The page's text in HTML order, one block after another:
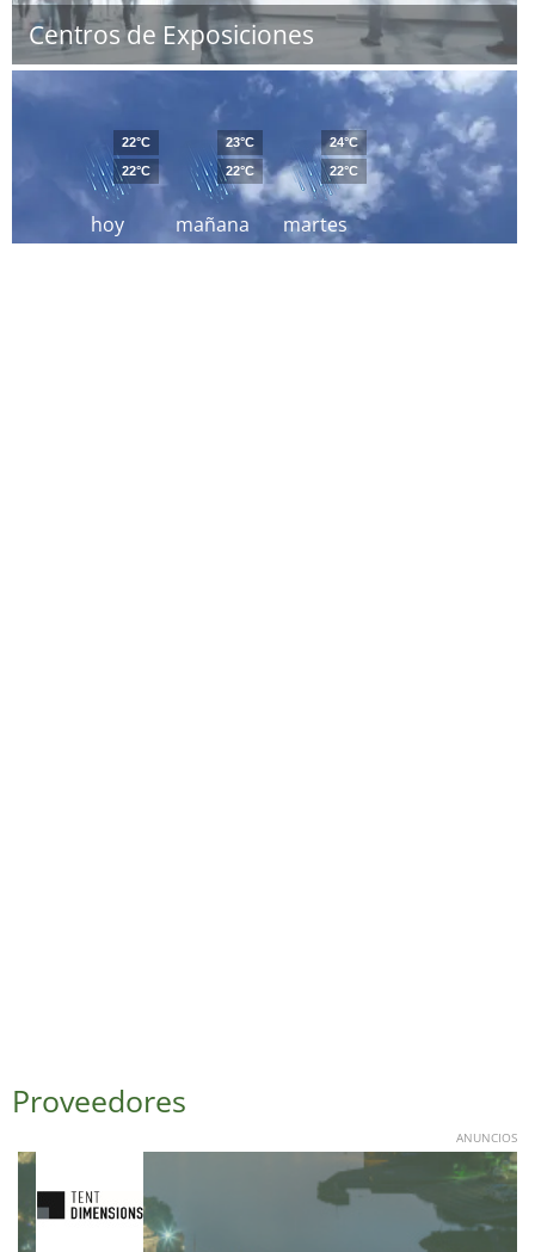
Centros de Exposiciones
hoy
22°C
22°C
mañana
23°C
22°C
martes
24°C
22°C
Proveedores
ANUNCIOS